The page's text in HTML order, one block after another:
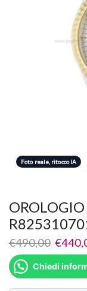
Foto reale, ritocco IA
€490,00 €
Chiedi